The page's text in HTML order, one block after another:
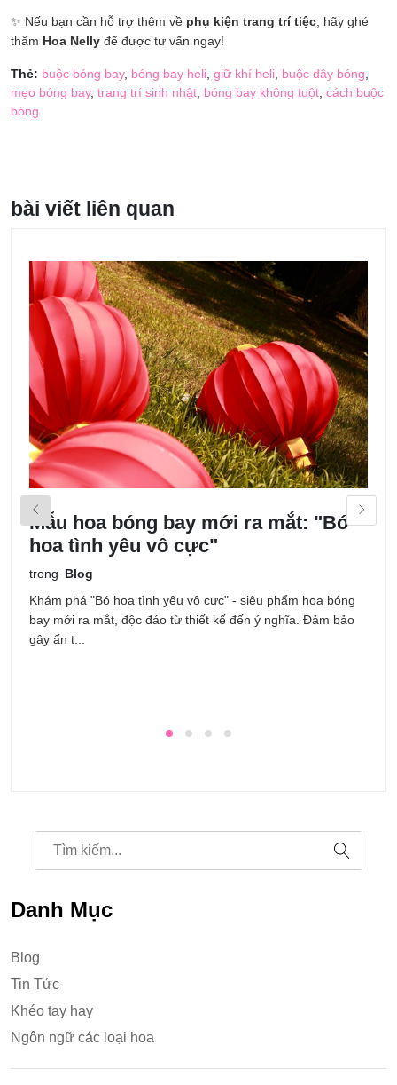
✨ Nếu bạn cần hỗ trợ thêm về phụ kiện trang trí tiệc, hãy ghé
thăm Hoa Nelly để được tư vấn ngay!
Thẻ: buộc bóng bay, bóng bay heli, giữ khí heli, buộc dây bóng,
mẹo bóng bay, trang trí sinh nhật, bóng bay không tuột, cách buộc
bóng
bài viết liên quan
Mẫu hoa bóng bay mới ra mắt: "Bó
hoa tình yêu vô cực"
trong Blog
Khám phá "Bó hoa tình yêu vô cực" - siêu phẩm hoa bóng
bay mới ra mắt, độc đáo từ thiết kế đến ý nghĩa. Đảm bảo
gây ấn t...
Danh Mục
Blog
Tin Tức
Khéo tay hay
Ngôn ngữ các loại hoa